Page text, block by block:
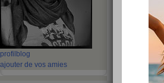
profil blog
ajouter de vos amies